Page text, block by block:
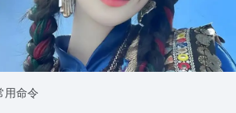
用命令